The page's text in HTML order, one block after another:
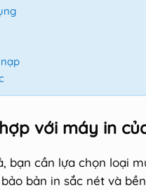
với máy in
bạn cần lựa chọn loại
bản in sắc nét và